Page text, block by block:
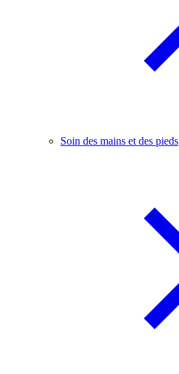
Soin des mains et des pieds